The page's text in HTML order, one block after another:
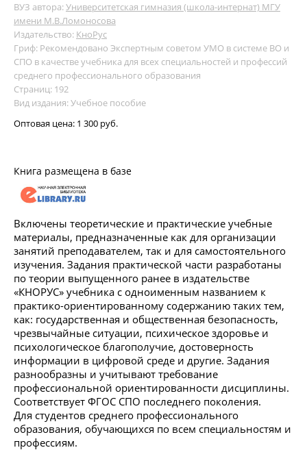
ВУЗ автора:Университетская гимназия (школа-интернат) МГУ
имени М.В.Ломоносова
Издательство: КноРус
Гриф: Рекомендовано Экспертным советом УМО в системе ВО и
СПО в качестве учебника для всех специальностей и профессий
среднего профессионального образования
Страниц: 192
Вид издания: Учебное пособие
Оптовая цена: 1 300 руб.
Книга размещена в базе
Включены теоретические и практические учебные
материалы, предназначенные как для организации
занятий преподавателем, так и для самостоятельного
изучения. Задания практической части разработаны
по теории выпущенного ранее в издательстве
«КНОРУС» учебника с одноименным названием к
практико-ориентированному содержанию таких тем,
как: государственная и общественная безопасность,
чрезвычайные ситуации, психическое здоровье и
психологическое благополучие, достоверность
информации в цифровой среде и другие. Задания
разнообразны и учитывают требование
профессиональной ориентированности дисциплины.
Соответствует ФГОС СПО последнего поколения.
Для студентов среднего профессионального
образования, обучающихся по всем специальностям и
профессиям.